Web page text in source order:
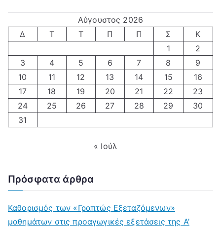
Αύγουστος 2026
Δ
Τ Τ Π Π Σ
Κ
1
2
3
4 5 6 7 8
9
10
11 12 13 14 15
16
17
18 19 20 21 22
23
24
25 26 27 28 29
30
31
« Ιούλ
Πρόσφατα άρθρα
Καθορισμός των «Γραπτώς Εξεταζόμενων»
μαθημάτων στις προαγωγικές εξετάσεις της Α’